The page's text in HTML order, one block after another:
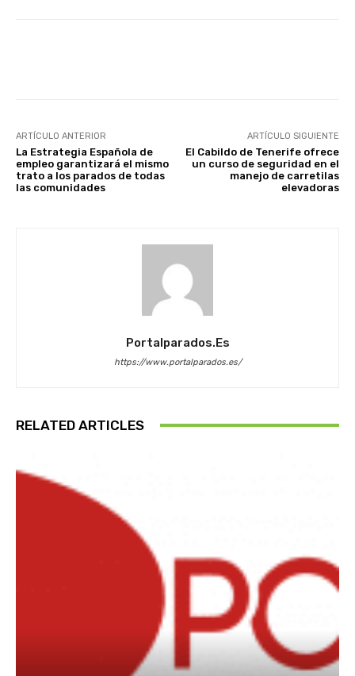
ARTÍCULO ANTERIOR
La Estrategia Española de
empleo garantizará el mismo
trato a los parados de todas
las comunidades
ARTÍCULO SIGUIENTE
El Cabildo de Tenerife ofrece
un curso de seguridad en el
manejo de carretilas
elevadoras
Portalparados.es
https://www.portalparados.es/
RELATED ARTICLES